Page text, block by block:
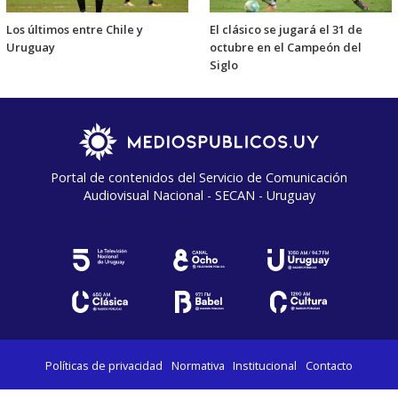
Los últimos entre Chile y
Uruguay
El clásico se jugará el 31 de
octubre en el Campeón del
Siglo
Portal de contenidos del Servicio de Comunicación
Audiovisual Nacional - SECAN - Uruguay
Políticas de privacidad Normativa Institucional Contacto